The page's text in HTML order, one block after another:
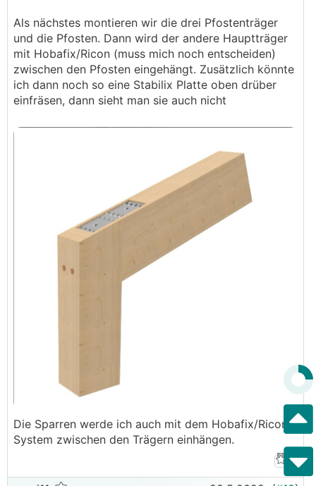
Als nächstes montieren wir die drei Pfostenträger
und die Pfosten. Dann wird der andere Hauptträger
mit Hobafix/Ricon (muss mich noch entscheiden)
zwischen den Pfosten eingehängt. Zusätzlich könnte
ich dann noch so eine Stabilix Platte oben drüber
einfräsen, dann sieht man sie auch nicht
Die Sparren werde ich auch mit dem Hobafix/Ricon
System zwischen den Trägern einhängen.
2